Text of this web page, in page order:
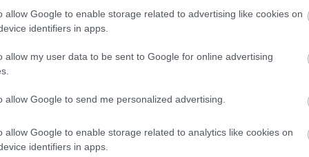
allow Google to enable storage related to advertising like cookies on
identifiers in apps.
allow my user data to be sent to Google for online advertising
allow Google to send me personalized advertising.
allow Google to enable storage related to analytics like cookies on
identifiers in apps.
s lepidlom silnú väzbu nevyrobia.